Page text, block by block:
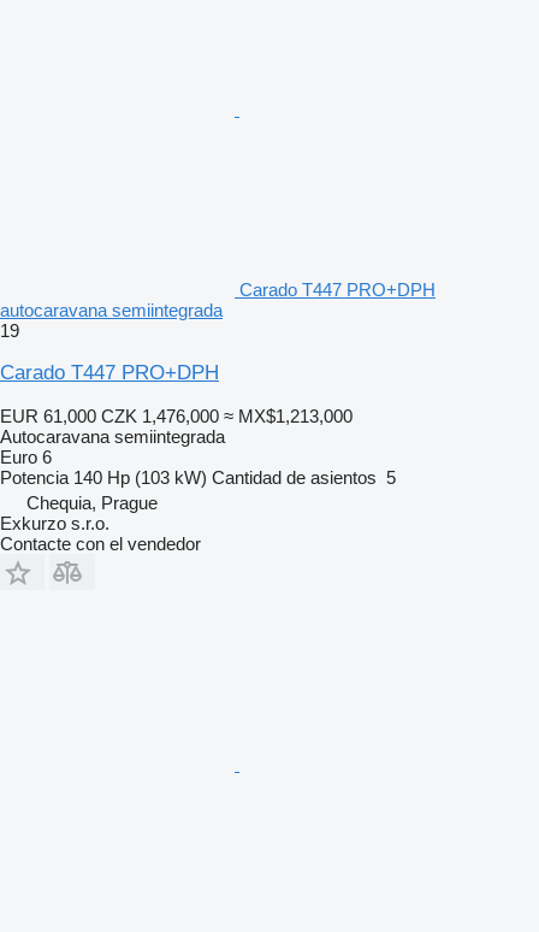
Carado T447 PRO+DPH
autocaravana semiintegrada
19
Carado T447 PRO+DPH
EUR 61,000 CZK 1,476,000 ≈ MX$1,213,000
Autocaravana semiintegrada
Euro 6
Potencia 140 Hp (103 kW) Cantidad de asientos 5
Chequia, Prague
Exkurzo s.r.o.
Contacte con el vendedor